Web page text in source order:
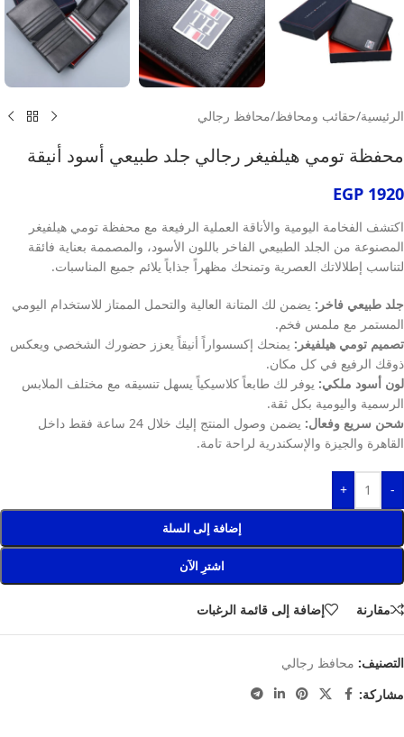
الرئيسية/حقائب ومحافظ/محافظ رجالي
محفظة تومي هيلفيغر رجالي جلد طبيعي أسود أنيقة
EGP 1920
اكتشف الفخامة اليومية والأناقة العملية الرفيعة مع محفظة تومي هيلفيغر
المصنوعة من الجلد الطبيعي الفاخر باللون الأسود، والمصممة بعناية فائقة
لتناسب إطلالاتك العصرية وتمنحك مظهراً جذاباً يلائم جميع المناسبات.
جلد طبيعي فاخر: يضمن لك المتانة العالية والتحمل الممتاز للاستخدام اليومي
المستمر مع ملمس فخم.
تصميم تومي هيلفيغر: يمنحك إكسسواراً أنيقاً يعزز حضورك الشخصي ويعكس
ذوقك الرفيع في كل مكان.
لون أسود ملكي: يوفر لك طابعاً كلاسيكياً يسهل تنسيقه مع مختلف الملابس
الرسمية واليومية بكل ثقة.
شحن سريع وفعال:
يضمن وصول المنتج إليك خلال 24 ساعة فقط داخل
القاهرة والجيزة والإسكندرية لراحة تامة.
-
+
إضافة إلى السلة
اشترِ الآن
مقارنة إضافة إلى قائمة الرغبات
التصنيف: محافظ رجالي
مشاركة: